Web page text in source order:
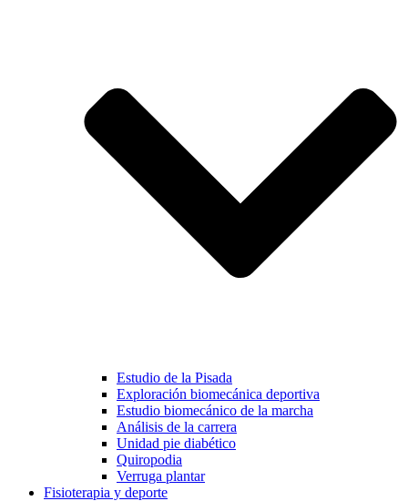
Estudio de la Pisada
Exploración biomecánica deportiva
Estudio biomecánico de la marcha
Análisis de la carrera
Unidad pie diabético
Quiropodia
Verruga plantar
Fisioterapia y deporte